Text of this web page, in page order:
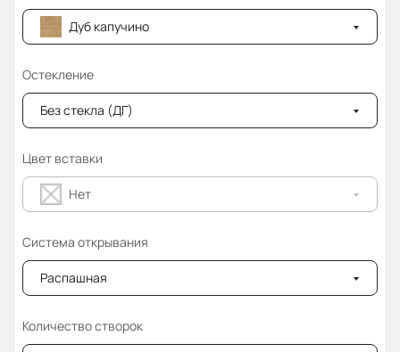
Дуб капучино
Остекление
Без стекла (ДГ)
Цвет вставки
Нет
Система открывания
Распашная
Количество створок